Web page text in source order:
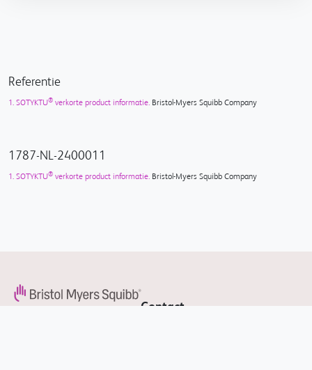
Referentie
1. SOTYKTU® verkorte product informatie. Bristol-Myers Squibb Company
1787-NL-2400011
1. SOTYKTU® verkorte product informatie. Bristol-Myers Squibb Company
Contact